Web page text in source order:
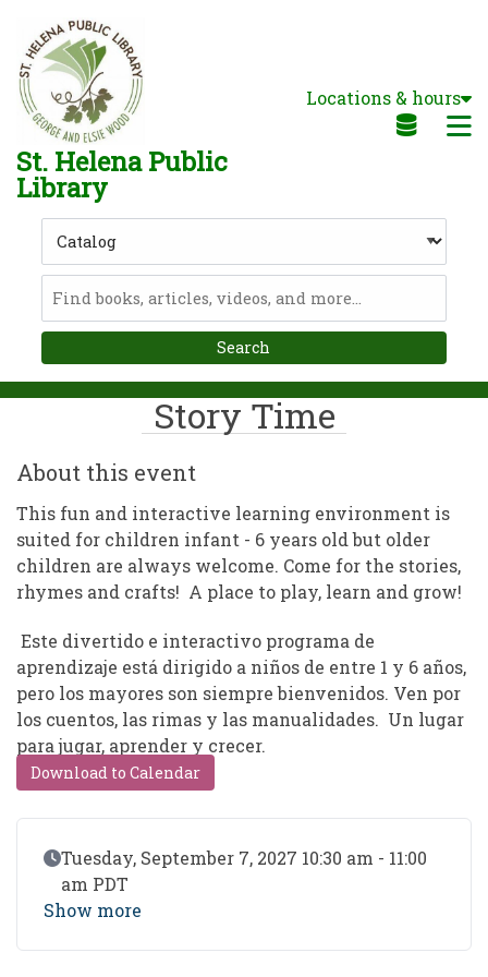
Skip to main navigation
Skip to search bar
Skip to main content
Skip to footer
St. Helena Public
Library
Locations & hours
Type
Story Time
About this event
This fun and interactive learning environment is
suited for children infant - 6 years old but older
children are always welcome. Come for the stories,
rhymes and crafts! A place to play, learn and grow!
Este divertido e interactivo programa de
aprendizaje está dirigido a niños de entre 1 y 6 años,
pero los mayores son siempre bienvenidos. Ven por
los cuentos, las rimas y las manualidades. Un lugar
para jugar, aprender y crecer.
Download to Calendar
Event Date
Tuesday, September 7, 2027 10:30 am - 11:00
am PDT
Show more